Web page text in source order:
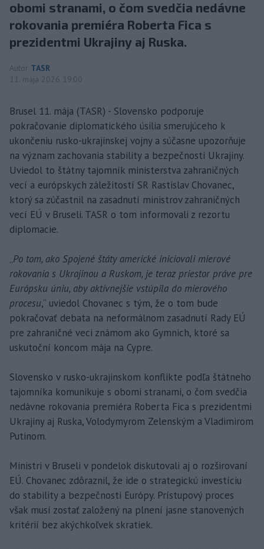
obomi stranami, o čom svedčia nedávne
rokovania premiéra Roberta Fica s
prezidentmi Ukrajiny aj Ruska.
Autor TASR
11. mája 2026 19:00
Brusel 11. mája (TASR) - Slovensko podporuje
pokračovanie diplomatického úsilia smerujúceho k
ukončeniu rusko-ukrajinskej vojny a súčasne upozorňuje
na význam zachovania stability a bezpečnosti Ukrajiny.
Uviedol to štátny tajomník ministerstva zahraničných
vecí a európskych záležitostí SR Rastislav Chovanec,
ktorý sa zúčastnil na zasadnutí ministrov zahraničných
vecí EÚ v Bruseli. TASR o tom informovali z rezortu
diplomacie.
„Po tom, ako Spojené štáty americké iniciovali mierové
rokovania s Ukrajinou a Ruskom, je teraz priestor práve pre
Európsku úniu, aby aktívnejšie vstúpila do mierového
procesu,“ uviedol Chovanec s tým, že o tom bude
pokračovať debata na neformálnom zasadnutí Rady EÚ
pre zahraničné veci známom ako Gymnich, ktoré sa
uskutoční koncom mája na Cypre.
Slovensko v rusko-ukrajinskom konflikte podľa štátneho
tajomníka komunikuje s obomi stranami, o čom svedčia
nedávne rokovania premiéra Roberta Fica s prezidentmi
Ukrajiny aj Ruska, Volodymyrom Zelenským a Vladimirom
Putinom.
Ministri v Bruseli v pondelok diskutovali aj o rozširovaní
EÚ. Chovanec zdôraznil, že ide o strategickú investíciu
do stability a bezpečnosti Európy. Prístupový proces
však musí zostať založený na plnení jasne stanovených
kritérií bez akýchkoľvek skratiek.